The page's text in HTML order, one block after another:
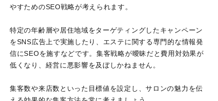
やすためのSEO戦略が考えられます。
特定の年齢層や居住地域をターゲティングしたキャンペーン
をSNS広告上で実施したり、エステに関する専門的な情報発
信にSEOを施すなどです。集客戦略が曖昧だと費用対効果が
低くなり、経営に悪影響を及ぼしかねません。
集客数や来店数といった目標値を設定し、サロンの魅力を伝